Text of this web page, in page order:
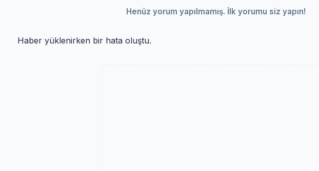
Henüz yorum yapılmamış. İlk yorumu siz yapın!
Haber yüklenirken bir hata oluştu.